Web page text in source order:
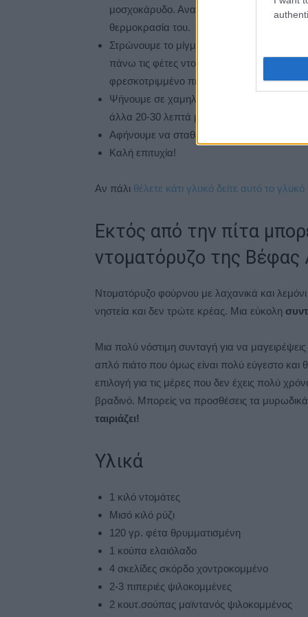
μοσχοκάρυδο. Ανακατεύουμε, σκεπάζουμε
θερμοκρασία του.
Στρώνουμε το μίγμα λαχανικών πάνω στο
πάνω τις φέτες ντομάτας. Περιχύνουμε με το
φρεσκοτριμμένο πιπέρι.
Ψήνουμε σε χαμηλή θέση στους 180
άλλα 20-30 λεπτά μόνον κάτω. Πρέπει να
Αφήνουμε να σταθεί 15-20 λεπτά πριν την
Καλή επιτυχία!
Αν πάλι θέλετε κάτι γλυκό δείτε αυτό το
Εκτός από την πίτα
ντοματόρυζο της Βέφας
Ντοματόρυζο φούρνου με λαχανικά και
νηστεία και δεν τρώτε κρέας. Μια εύκολη
Μια πολύ νόστιμη συνταγή για να
απλό πιάτο που όμως είναι πολύ εύγεστο και
επιλογή για τις μέρες που δεν έχεις πολύ
βραδινό. Μπορείς να προσθέσεις τα
ταιριάζει!
Υλικά
1 κιλό ντομάτες
Μισό κιλό ρύζι
120 γρ. φέτα θρυμματισμένη
1 κούπα ελαιόλαδο
4 σκελίδες σκόρδο χοντροκομμένο
2-3 πιπεριές ψιλοκομμένες
2 κουτ.σούπας μαϊντανός ψιλοκομμένος